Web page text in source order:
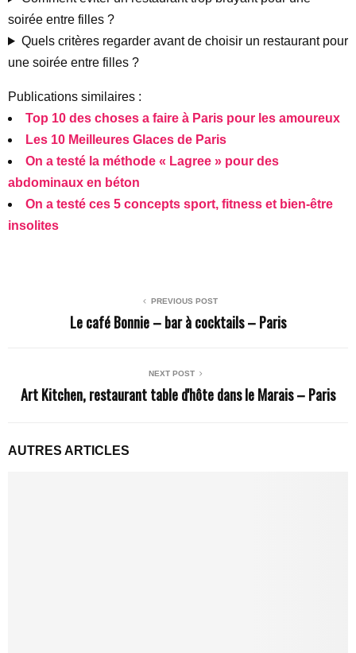
soirée entre filles ?
Quels critères regarder avant de choisir un restaurant pour
une soirée entre filles ?
Publications similaires :
Top 10 des choses a faire à Paris pour les amoureux
Les 10 Meilleures Glaces de Paris
On a testé la méthode « Lagree » pour des
abdominaux en béton
On a testé ces 5 concepts sport, fitness et bien-être
insolites
PREVIOUS POST
Le café Bonnie – bar à cocktails – Paris
NEXT POST
Art Kitchen, restaurant table d'hôte dans le Marais – Paris
AUTRES ARTICLES